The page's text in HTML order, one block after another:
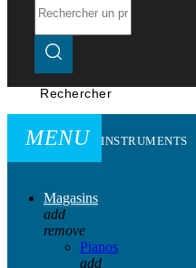
Rechercher
MENU INSTRUMENTS
Magasins
add
remove
Pianos
add